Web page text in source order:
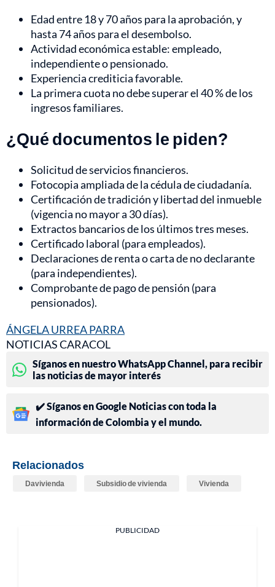
Edad entre 18 y 70 años para la aprobación, y
hasta 74 años para el desembolso.
Actividad económica estable: empleado,
independiente o pensionado.
Experiencia crediticia favorable.
La primera cuota no debe superar el 40 % de los
ingresos familiares.
¿Qué documentos le piden?
Solicitud de servicios financieros.
Fotocopia ampliada de la cédula de ciudadanía.
Certificación de tradición y libertad del inmueble
(vigencia no mayor a 30 días).
Extractos bancarios de los últimos tres meses.
Certificado laboral (para empleados).
Declaraciones de renta o carta de no declarante
(para independientes).
Comprobante de pago de pensión (para
pensionados).
ÁNGELA URREA PARRA
NOTICIAS CARACOL
Síganos en nuestro WhatsApp Channel, para recibir
las noticias de mayor interés
✔️ Síganos en Google Noticias con toda la
información de Colombia y el mundo.
Relacionados
Davivienda Subsidio de vivienda Vivienda
PUBLICIDAD